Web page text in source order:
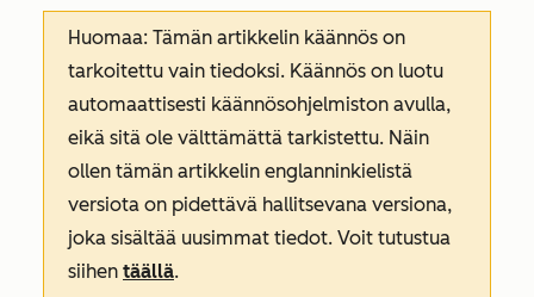
Huomaa: Tämän artikkelin käännös on
tarkoitettu vain tiedoksi. Käännös on luotu
automaattisesti käännösohjelmiston avulla,
eikä sitä ole välttämättä tarkistettu. Näin
ollen tämän artikkelin englanninkielistä
versiota on pidettävä hallitsevana versiona,
joka sisältää uusimmat tiedot. Voit tutustua
siihen täällä.